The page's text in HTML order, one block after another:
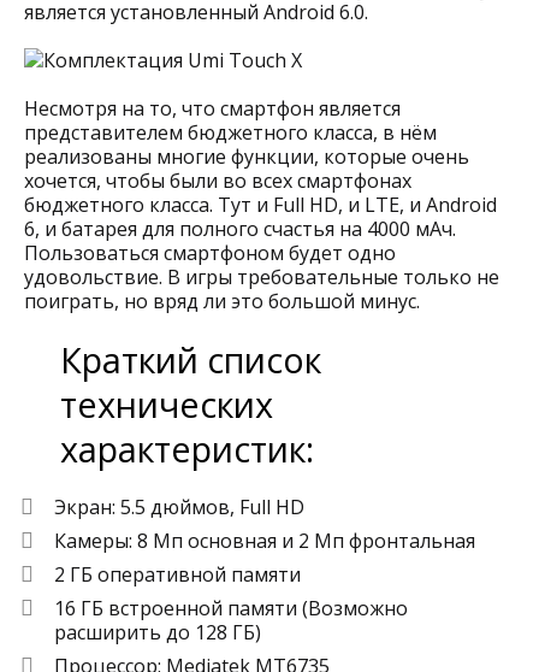
является установленный Android 6.0.
Несмотря на то, что смартфон является
представителем бюджетного класса, в нём
реализованы многие функции, которые очень
хочется, чтобы были во всех смартфонах
бюджетного класса. Тут и Full HD, и LTE, и Android
6, и батарея для полного счастья на 4000 мАч.
Пользоваться смартфоном будет одно
удовольствие. В игры требовательные только не
поиграть, но вряд ли это большой минус.
Краткий список
технических
характеристик:
Экран: 5.5 дюймов, Full HD
Камеры: 8 Мп основная и 2 Мп фронтальная
2 ГБ оперативной памяти
16 ГБ встроенной памяти (Возможно
расширить до 128 ГБ)
Процессор: Mediatek MT6735